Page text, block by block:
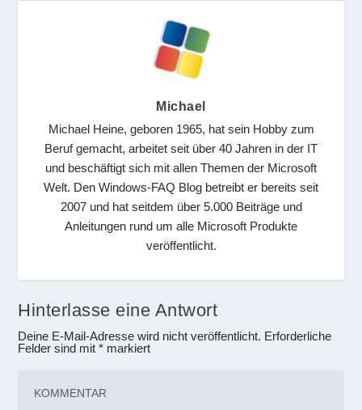
Michael
Michael Heine, geboren 1965, hat sein Hobby zum
Beruf gemacht, arbeitet seit über 40 Jahren in der IT
und beschäftigt sich mit allen Themen der Microsoft
Welt. Den Windows-FAQ Blog betreibt er bereits seit
2007 und hat seitdem über 5.000 Beiträge und
Anleitungen rund um alle Microsoft Produkte
veröffentlicht.
Hinterlasse eine Antwort
Deine E-Mail-Adresse wird nicht veröffentlicht. Erforderliche
Felder sind mit* markiert